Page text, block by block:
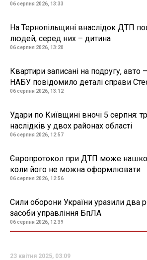
06 серпня 2026, 13:33
На Тернопільщині внаслідок ДТП
людей, серед них – дитина
06 серпня 2026, 13:20
Квартири записані на подругу, авто
НАБУ повідомило деталі справи
06 серпня 2026, 13:12
Удари по Київщині вночі 5 серпня:
наслідків у двох районах області
06 серпня 2026, 12:57
Європротокол при ДТП може
коли його не можна оформлювати
06 серпня 2026, 12:56
Сили оборони України уразили два
засоби управління БпЛА
06 серпня 2026, 12:39
23 квітня 2025, 03:09